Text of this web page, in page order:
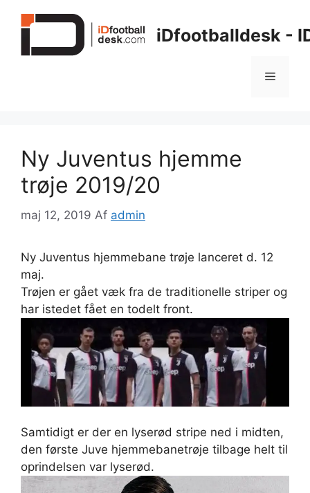
iDfootballdesk -
Menu
Ny Juventus hjemme
trøje 2019/20
maj 12, 2019 Af admin
Ny Juventus hjemmebane trøje lanceret d. 12
maj.
Trøjen er gået væk fra de traditionelle striper og
har istedet fået en todelt front.
Samtidigt er der en lyserød stripe ned i midten,
den første Juve hjemmebanetrøje tilbage helt til
oprindelsen var lyserød.